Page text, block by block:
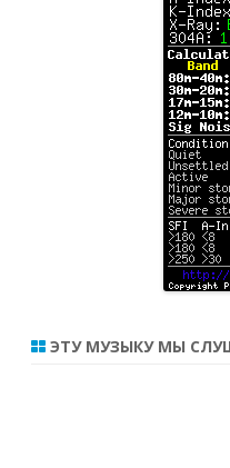
ЭТУ МУЗЫКУ МЫ